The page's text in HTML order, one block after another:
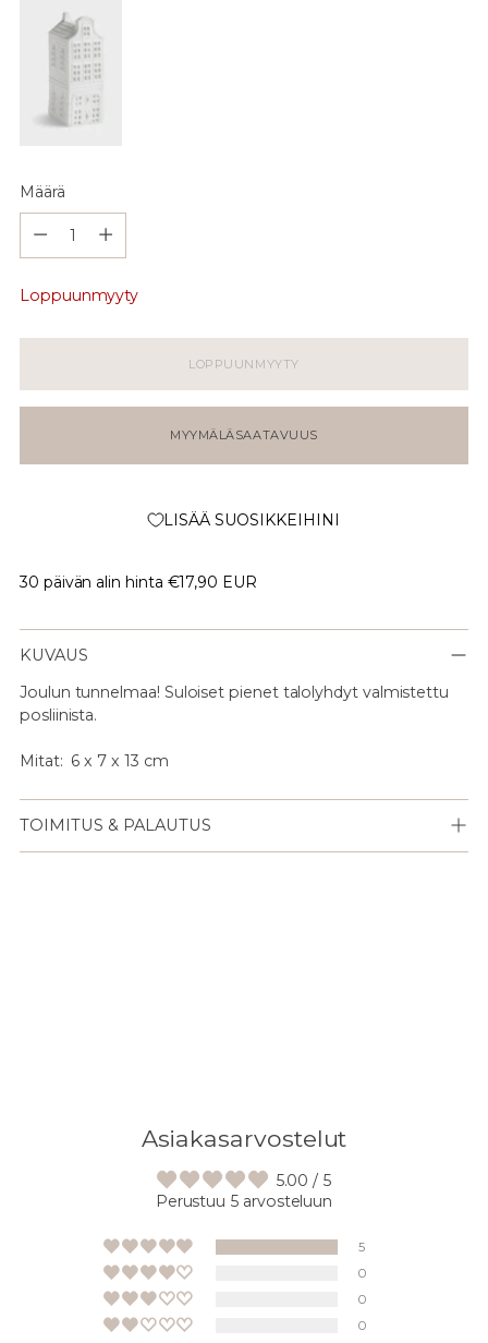
Määrä
Loppuunmyyty
LOPPUUNMYYTY
MYYMÄLÄSAATAVUUS
LISÄÄ SUOSIKKEIHINI
30 päivän alin hinta €17,90 EUR
KUVAUS
Joulun tunnelmaa! Suloiset pienet talolyhdyt valmistettu
posliinista.
Mitat: 6 x 7 x 13 cm
TOIMITUS & PALAUTUS
Asiakasarvostelut
5.00 / 5
Perustuu 5 arvosteluun
5
0
0
0